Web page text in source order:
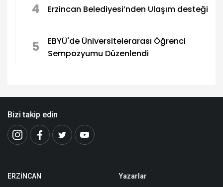
4 Erzincan Belediyesi’nden Ulaşım desteği
5
EBYÜ'de Üniversitelerarası Öğrenci
Sempozyumu Düzenlendi
Bizi takip edin
ERZİNCAN
Yazarlar